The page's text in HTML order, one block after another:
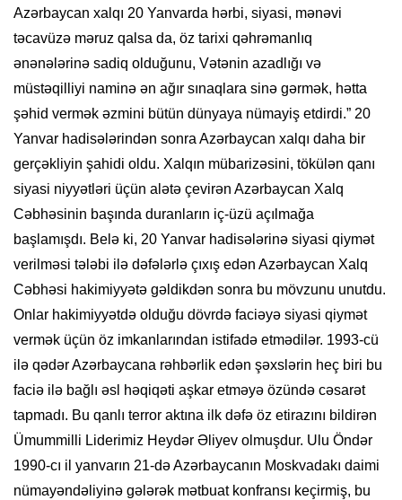
Azərbaycan xalqı 20 Yanvarda hərbi, siyasi, mənəvi
təcavüzə məruz qalsa da, öz tarixi qəhrəmanlıq
ənənələrinə sadiq olduğunu, Vətənin azadlığı və
müstəqilliyi naminə ən ağır sınaqlara sinə gərmək, hətta
şəhid vermək əzmini bütün dünyaya nümayiş etdirdi.” 20
Yanvar hadisələrindən sonra Azərbaycan xalqı daha bir
gerçəkliyin şahidi oldu. Xalqın mübarizəsini, tökülən qanı
siyasi niyyətləri üçün alətə çevirən Azərbaycan Xalq
Cəbhəsinin başında duranların iç-üzü açılmağa
başlamışdı. Belə ki, 20 Yanvar hadisələrinə siyasi qiymət
verilməsi tələbi ilə dəfələrlə çıxış edən Azərbaycan Xalq
Cəbhəsi hakimiyyətə gəldikdən sonra bu mövzunu unutdu.
Onlar hakimiyyətdə olduğu dövrdə faciəyə siyasi qiymət
vermək üçün öz imkanlarından istifadə etmədilər. 1993-cü
ilə qədər Azərbaycana rəhbərlik edən şəxslərin heç biri bu
faciə ilə bağlı əsl həqiqəti aşkar etməyə özündə cəsarət
tapmadı. Bu qanlı terror aktına ilk dəfə öz etirazını bildirən
Ümummilli Liderimiz Heydər Əliyev olmuşdur. Ulu Öndər
1990-cı il yanvarın 21-də Azərbaycanın Moskvadakı daimi
nümayəndəliyinə gələrək mətbuat konfransı keçirmiş, bu